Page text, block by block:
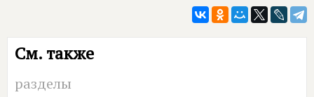
См. также
разделы